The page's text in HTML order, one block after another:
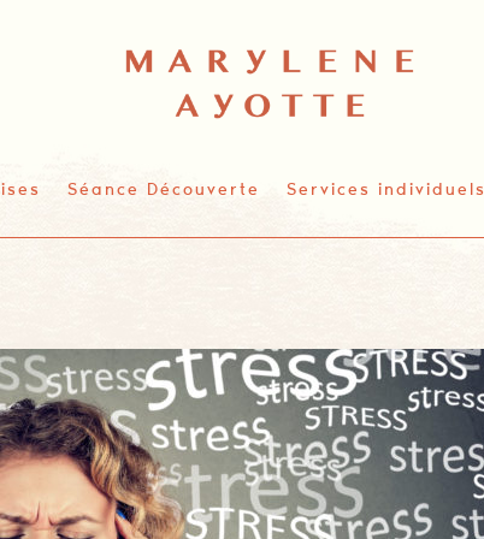
Séance Découverte Services individuels